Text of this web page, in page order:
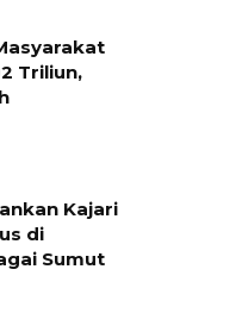
Triliun,
Kajari
di
Sumut